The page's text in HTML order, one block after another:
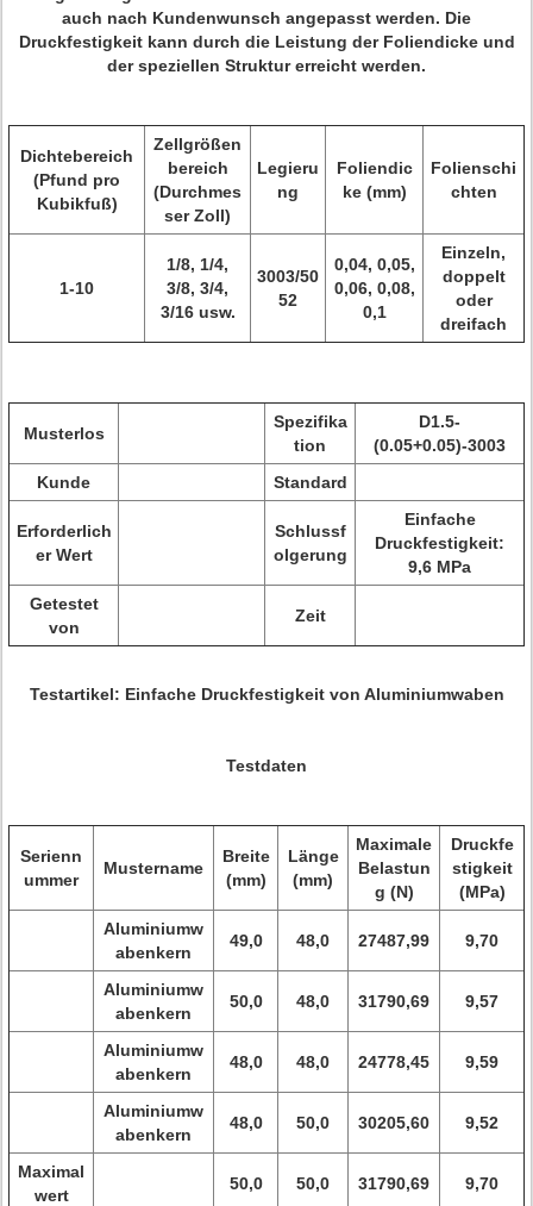
auch nach Kundenwunsch angepasst werden. Die
Druckfestigkeit kann durch die Leistung der Foliendicke und
der speziellen Struktur erreicht werden.
Dichtebereich
(Pfund pro
Kubikfuß)
Zellgrößen
bereich
(Durchmes
ser Zoll)
Legieru
ng
Foliendic
ke (mm)
Folienschi
chten
1-10
1/8, 1/4,
3/8, 3/4,
3/16 usw.
3003/50
52
0,04, 0,05,
0,06, 0,08,
0,1
Einzeln,
doppelt
oder
dreifach
Musterlos
Spezifika
tion
D1.5-
(0.05+0.05)-3003
Kunde
Standard
Erforderlich
er Wert
Schlussf
olgerung
Einfache
Druckfestigkeit:
9,6 MPa
Getestet
von
Zeit
Testartikel: Einfache Druckfestigkeit von Aluminiumwaben
Testdaten
Serienn
ummer
Mustername
Breite
(mm)
Länge
(mm)
Maximale
Belastun
g (N)
Druckfe
stigkeit
(MPa)
Aluminiumw
abenkern
49,0 48,0 27487,99 9,70
Aluminiumw
abenkern
50,0 48,0 31790,69 9,57
Aluminiumw
abenkern
48,0 48,0 24778,45 9,59
Aluminiumw
abenkern
48,0 50,0 30205,60 9,52
Maximal
wert
50,0 50,0 31790,69 9,70